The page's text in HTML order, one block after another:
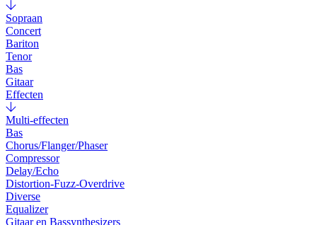
Sopraan
Concert
Bariton
Tenor
Bas
Gitaar
Effecten
Multi-effecten
Bas
Chorus/Flanger/Phaser
Compressor
Delay/Echo
Distortion-Fuzz-Overdrive
Diverse
Equalizer
Gitaar en Bassynthesizers